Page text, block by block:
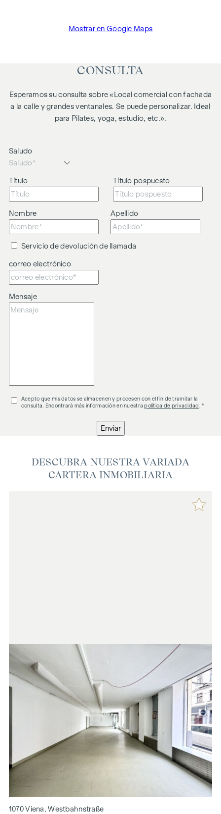
Mostrar en Google Maps
CONSULTA
Esperamos su consulta sobre «Local comercial con fachada
a la calle y grandes ventanales. Se puede personalizar. Ideal
para Pilates, yoga, estudio, etc.».
Saludo
Título Título pospuesto
Nombre Apellido
Servicio de devolución de llamada
correo electrónico
Mensaje
Acepto que mis datos se almacenen y procesen con el fin de tramitar la
consulta. Encontrará más información en nuestrapolítica de privacidad . *
Enviar
DESCUBRA NUESTRA VARIADA
CARTERA INMOBILIARIA
1070 Viena, Westbahnstraße